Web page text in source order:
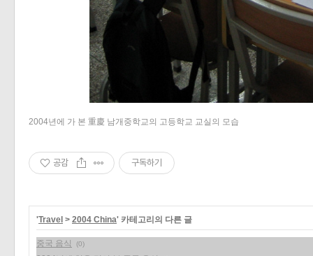
2004년에 가 본 重慶 남개중학교의 고등학교 교실의 모습
공감 구독하기
'Travel > 2004 China' 카테고리의 다른 글
중국 음식 (0)